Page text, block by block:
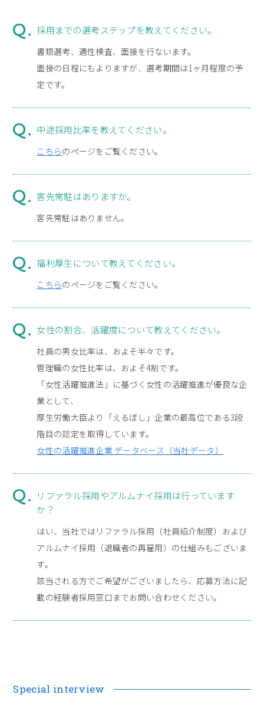
採用までの選考ステップを教えてください。
書類選考、適性検査、面接を行ないます。
面接の日程にもよりますが、選考期間は1ヶ月程度の予
定です。
中途採用比率を教えてください。
こちらのページをご覧ください。
客先常駐はありますか。
客先常駐はありません。
福利厚生について教えてください。
こちらのページをご覧ください。
女性の割合、活躍度について教えてください。
社員の男女比率は、およそ半々です。
管理職の女性比率は、およそ4割です。
「女性活躍推進法」に基づく女性の活躍推進が優良な企
業として、
厚生労働大臣より「えるぼし」企業の最高位である3段
階目の認定を取得しています。
女性の活躍推進企業 データベース（当社データ）
リファラル採用やアルムナイ採用は行っています
か？
はい、当社ではリファラル採用（社員紹介制度）および
アルムナイ採用（退職者の再雇用）の仕組みもございま
す。
該当される方でご希望がございましたら、応募方法に記
載の経験者採用窓口までお問い合わせください。
Special interview